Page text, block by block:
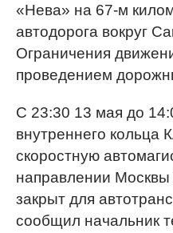
«Нева» на 67-м
автодорога вокруг
Ограничения
проведением
С 23:30 13 мая до
внутреннего
скоростную
направлении Москвы
закрыт для
сообщил начальник